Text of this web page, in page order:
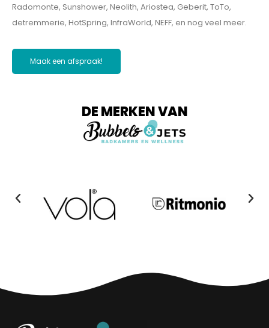
Radomonte, Sunshower, Neolith, Ariostea, Geberit, ToTo,
detremmerie, HotSpring, InfraWorld, NEFF, en nog veel meer.
Maak een afspraak!
DE MERKEN VAN